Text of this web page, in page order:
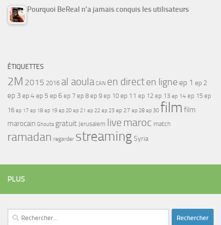
Pourquoi BeReal n’a jamais conquis les utilisateurs
ÉTIQUETTES
2M 2015 2016 al aoula CAN en directen ligne ep 1 ep 2
ep 3ep 4ep 5 ep 6 ep 7 ep 8 ep 9 ep 10 ep 11 ep 12 ep 13 ep 14 ep 15 ep
16 ep 17 ep 18 ep 19 ep 20 ep 21 ep 22 ep 23 ep 27 ep 28 ep 30 film film
marocain Ghouta gratuit Jerusalem live maroc match
ramadan regarder streamingSyria
PLUS
Rechercher :